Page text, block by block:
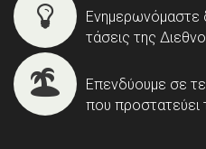
Ενημερωνόμαστε
τάσεις της
Επενδύουμε σε
που προστατεύει